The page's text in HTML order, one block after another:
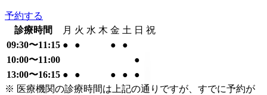
予約する
診療時間
月 火 水 木 金 土 日 祝
09:30〜11:15 ● ● ●
●
10:00〜11:00
●
13:00〜16:15 ● ● ● ●
●
※ 医療機関の診療時間は上記の通りですが、すでに予約が